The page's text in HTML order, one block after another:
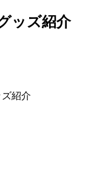
ッズ紹介
紹介